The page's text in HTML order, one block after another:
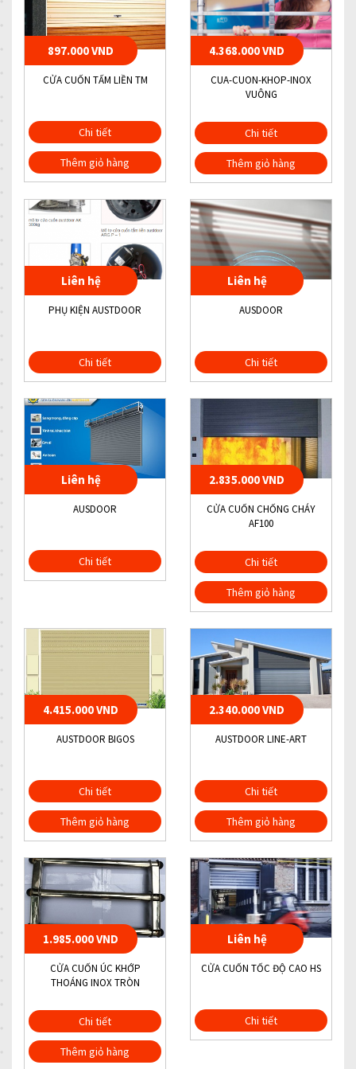
897.000 VND
CỬA CUỐN TẤM LIỀN TM
Chi tiết
Thêm giỏ hàng
4.368.000 VND
CUA-CUON-KHOP-INOX
VUÔNG
Chi tiết
Thêm giỏ hàng
Liên hệ
PHỤ KIỆN AUSTDOOR
Chi tiết
Liên hệ
AUSDOOR
Chi tiết
Liên hệ
AUSDOOR
Chi tiết
2.835.000 VND
CỬA CUỐN CHỐNG CHÁY
AF100
Chi tiết
Thêm giỏ hàng
4.415.000 VND
AUSTDOOR BIGOS
Chi tiết
Thêm giỏ hàng
2.340.000 VND
AUSTDOOR LINE-ART
Chi tiết
Thêm giỏ hàng
1.985.000 VND
CỬA CUỐN ÚC KHỚP
THOÁNG INOX TRÒN
Chi tiết
Thêm giỏ hàng
Liên hệ
CỬA CUỐN TỐC ĐỘ CAO HS
Chi tiết